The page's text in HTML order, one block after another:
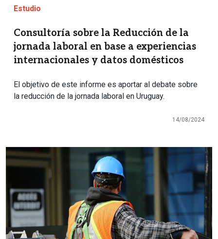
Estudio
Consultoría sobre la Reducción de la
jornada laboral en base a experiencias
internacionales y datos domésticos
El objetivo de este informe es aportar al debate sobre
la reducción de la jornada laboral en Uruguay.
14/08/2024
Imagen